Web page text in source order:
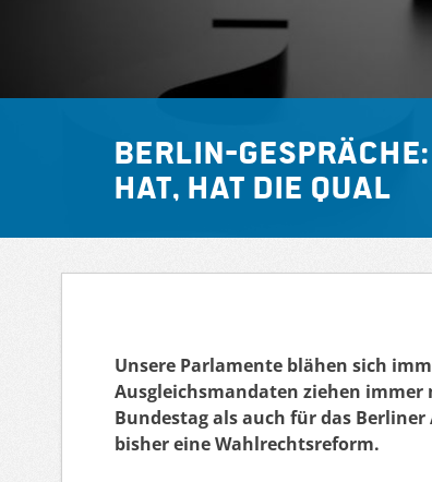
Berlin-Gespräche:
hat, hat die Qual
Unsere Parlamente blähen sich
Ausgleichsmandaten ziehen immer
Bundestag als auch für das
bisher eine Wahlrechtsreform.